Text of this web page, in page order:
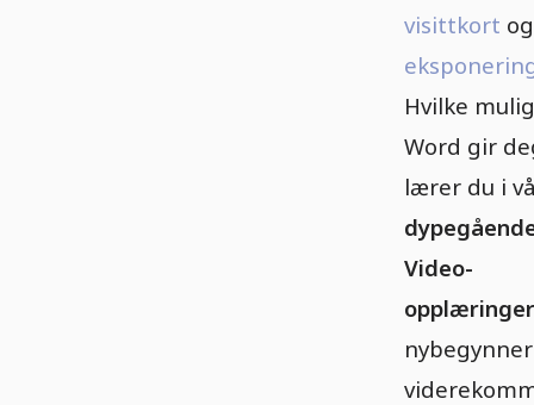
visittkort og
Hvilke
Word gir
lærer du i
Video-
opplæringer